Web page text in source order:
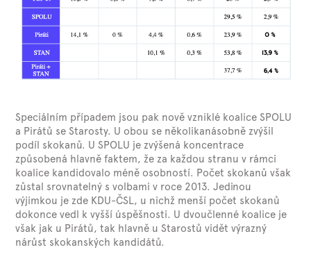
Speciálním případem jsou pak nově vzniklé koalice SPOLU
a Pirátů se Starosty. U obou se několikanásobně zvýšil
podíl skokanů. U SPOLU je zvýšená koncentrace
způsobená hlavně faktem, že za každou stranu v rámci
koalice kandidovalo méně osobností. Počet skokanů však
zůstal srovnatelný s volbami v roce 2013. Jedinou
výjimkou je zde KDU-ČSL, u nichž menší počet skokanů
dokonce vedl k vyšší úspěšnosti. U dvoučlenné koalice je
však jak u Pirátů, tak hlavně u Starostů vidět výrazný
nárůst skokanských kandidátů.